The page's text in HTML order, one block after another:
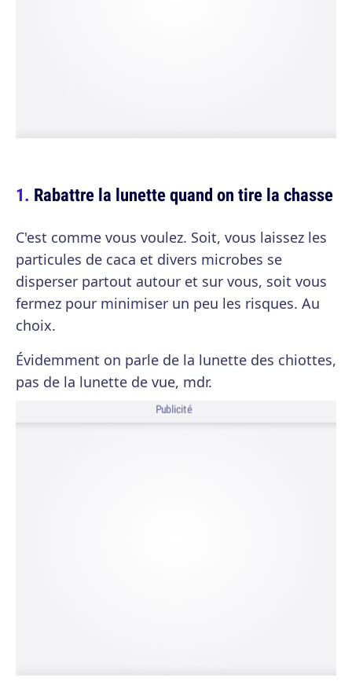
Rabattre la lunette quand on tire la chasse
C'est comme vous voulez. Soit, vous laissez les
particules de caca et divers microbes se
disperser partout autour et sur vous, soit vous
fermez pour minimiser un peu les risques. Au
choix.
Évidemment on parle de la lunette des chiottes,
pas de la lunette de vue, mdr.
Publicité